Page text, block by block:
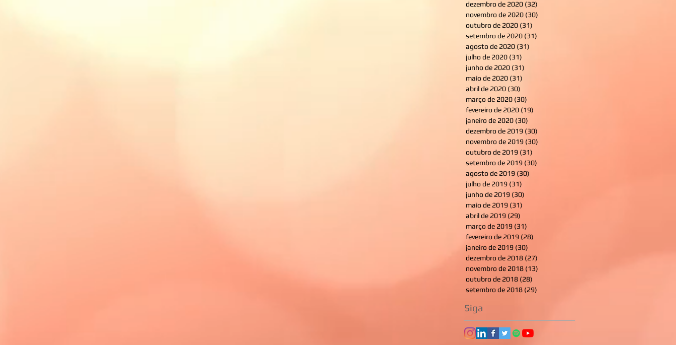
dezembro de 2020 (32)
novembro de 2020 (30)
outubro de 2020 (31)
setembro de 2020 (31)
agosto de 2020 (31)
julho de 2020 (31)
junho de 2020 (31)
maio de 2020 (31)
abril de 2020 (30)
março de 2020 (30)
fevereiro de 2020 (19)
janeiro de 2020 (30)
dezembro de 2019 (30)
novembro de 2019 (30)
outubro de 2019 (31)
setembro de 2019 (30)
agosto de 2019 (30)
julho de 2019 (31)
junho de 2019 (30)
maio de 2019 (31)
abril de 2019 (29)
março de 2019 (31)
fevereiro de 2019 (28)
janeiro de 2019 (30)
dezembro de 2018 (27)
novembro de 2018 (13)
outubro de 2018 (28)
setembro de 2018 (29)
Siga